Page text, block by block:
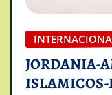
JORDANIA-